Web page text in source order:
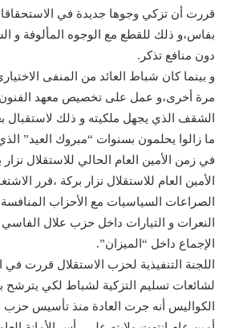
قررت أن تزكي وجوها جديدة في
بفاس،و ذلك للقطع مع الوجوه المألوفة و
دون منافع تذكر.
و بينما كان شباط العائد من المنفى
مرة أخرى،و عمل على تخصيص معهد الفنون
الشقف الذي يجهل ملكيته و ذلك لاستقبال
ما زالوا يحلمون بسنوات “مبروك العيد”
في زمن الأمين العام الحالي للاستقلال نزار
الأمين العام للاستقلال نزار بركة ،قرر
الصراعات السياسيات مع الأحزاب
النعرات و التيارات داخل حزب علال
الإجماع داخل “الميزان”.
اللجنة التنفيذية لحزب الاستقلال قررت في
لشائعات تسليم التزكية لشباط لكي
الكواليس أنه جرت العادة منذ تأسيس حزب